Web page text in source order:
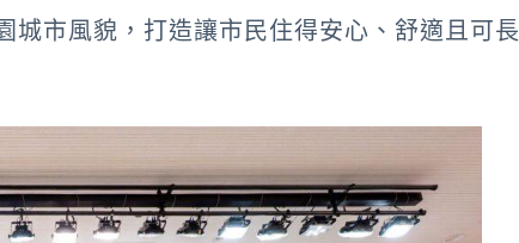
城市風貌，打造讓市民住得安心、舒適且可長